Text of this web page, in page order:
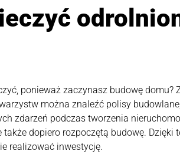
ponieważ zaczynasz budowę domu?
można znaleźć polisy
zdarzeń podczas tworzenia
dopiero rozpoczętą budowę. Dzięki
realizować inwestycję.